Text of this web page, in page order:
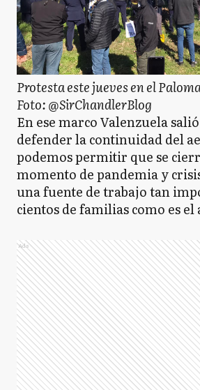
Protesta este jueves en el
Foto: @SirChandlerBlog
En ese marco Valenzuela
defender la continuidad del
podemos permitir que se
momento de pandemia y
una fuente de trabajo tan
cientos de familias como es
Ads